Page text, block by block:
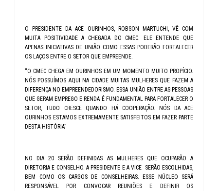
O PRESIDENTE DA ACE OURINHOS, ROBSON MARTUCHI, VÊ COM
MUITA POSITIVIDADE A CHEGADA DO CMEC. ELE ENTENDE QUE
APENAS INICIATIVAS DE UNIÃO COMO ESSAS PODERÃO FORTALECER
OS LAÇOS ENTRE O SETOR QUE EMPREENDE.
“O CMEC CHEGA EM OURINHOS EM UM MOMENTO MUITO PROPÍCIO.
NÓS POSSUÍMOS AQUI NA CIDADE MUITAS MULHERES QUE FAZEM A
DIFERENÇA NO EMPREENDEDORISMO. ESSA UNIÃO ENTRE AS PESSOAS
QUE GERAM EMPREGO E RENDA É FUNDAMENTAL PARA FORTALECER O
SETOR, TUDO CRESCE QUANDO HÁ COOPERAÇÃO. NÓS DA ACE
OURINHOS ESTAMOS EXTREMAMENTE SATISFEITOS EM FAZER PARTE
DESTA HISTÓRIA”
NO DIA 20 SERÃO DEFINIDAS AS MULHERES QUE OCUPARÃO A
DIRETORIA E CONSELHO. A PRESIDENTE E A VICE SERÃO ESCOLHIDAS,
BEM COMO OS CARGOS DE CONSELHEIRAS. ESSE NÚCLEO SERÁ
RESPONSÁVEL POR CONVOCAR REUNIÕES E DEFINIR OS